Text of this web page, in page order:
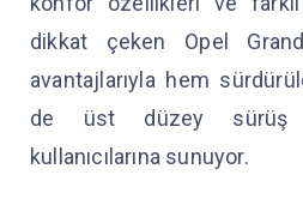
dikkat çeken Opel
avantajlarıyla hem
de üst düzey sürüş
kullanıcılarına sunuyor.